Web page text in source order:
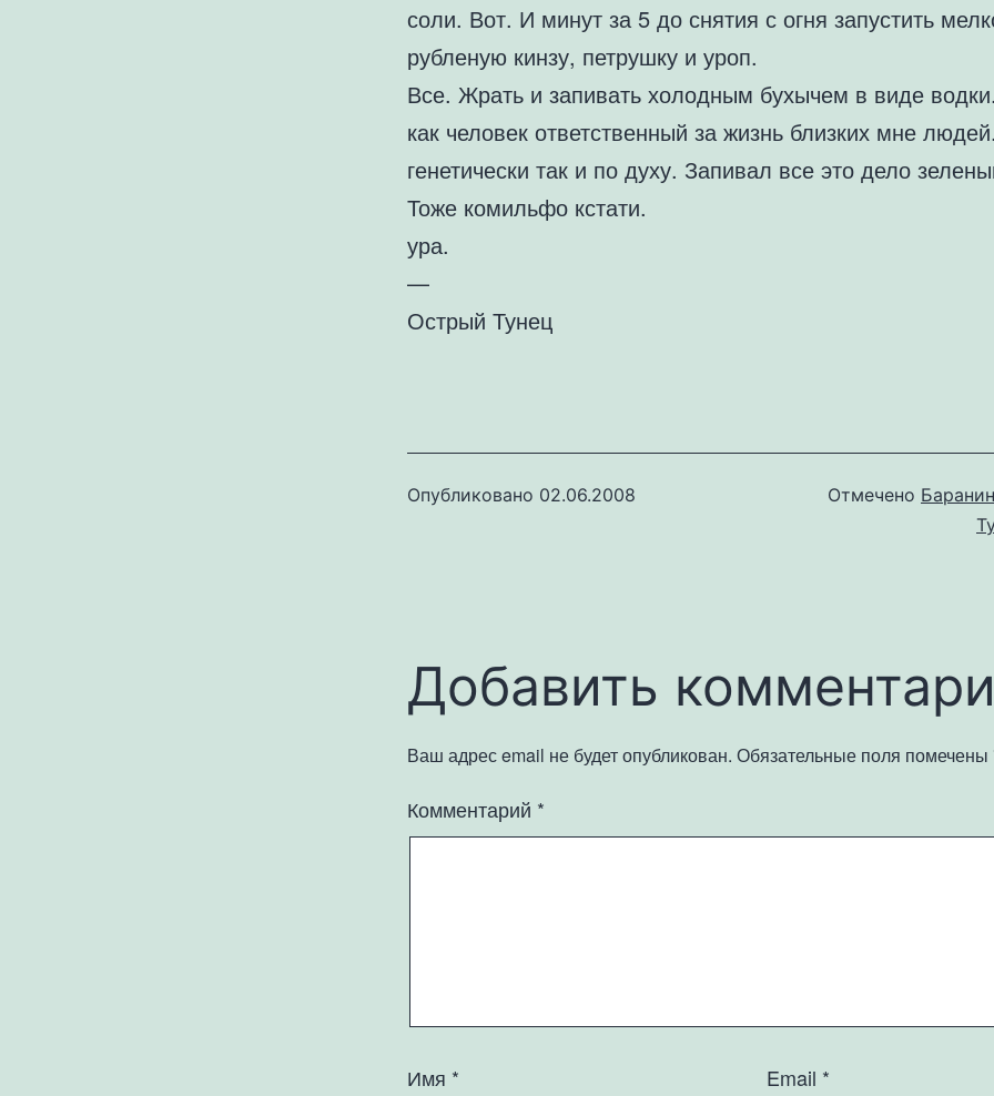
соли. Вот. И минут за 5 до снятия с огня запустить
рубленую кинзу, петрушку и уроп.
Все. Жрать и запивать холодным бухычем в виде
как человек ответственный за жизнь близких мне
генетически так и по духу. Запивал все это дело
Тоже комильфо кстати.
ура.
—
Острый Тунец
Опубликовано 02.06.2008 Отмечено
Добавить
Ваш адрес email не будет опубликован. Обязательные поля помечены
Комментарий *
Имя * Email *